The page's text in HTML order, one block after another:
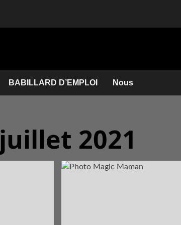
BABILLARD D’EMPLOI Nous
juillet 2021